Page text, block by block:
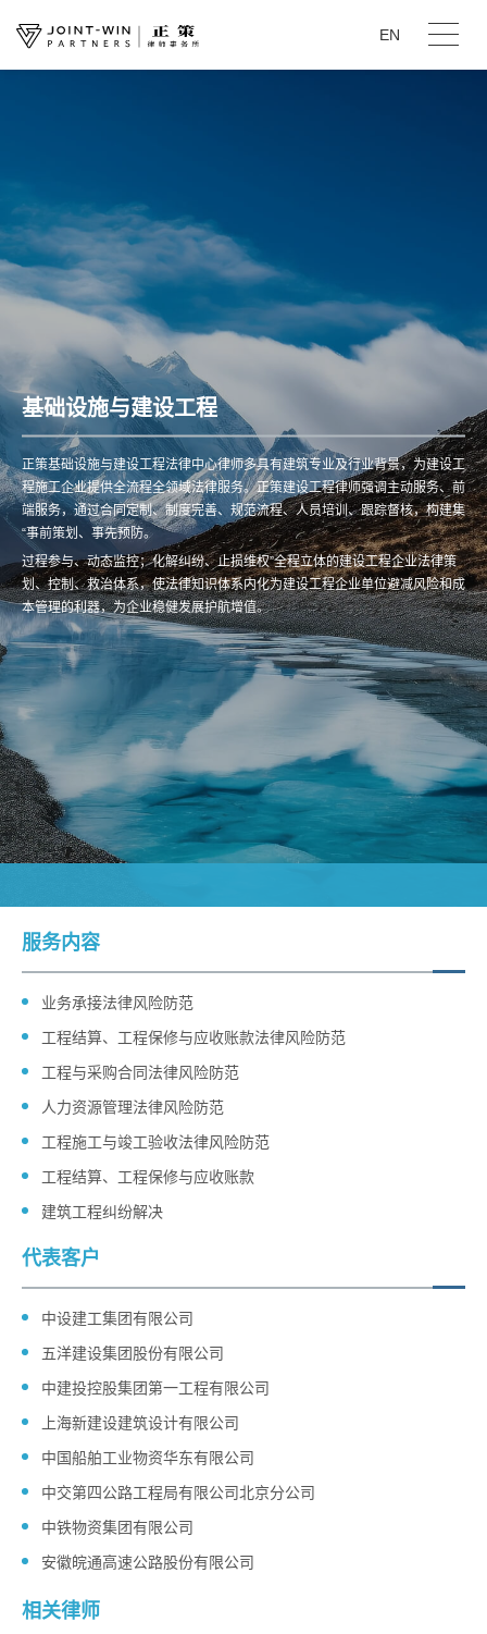
EN
基础设施与建设工程
正策基础设施与建设工程法律中心律师多具有建筑专业及行业背景，为建设工
程施工企业提供全流程全领域法律服务。正策建设工程律师强调主动服务、前
端服务，通过合同定制、制度完善、规范流程、人员培训、跟踪督核，构建集
“事前策划、事先预防。
过程参与、动态监控；化解纠纷、止损维权”全程立体的建设工程企业法律策
划、控制、救治体系，使法律知识体系内化为建设工程企业单位避减风险和成
本管理的利器，为企业稳健发展护航增值。
服务内容
业务承接法律风险防范
工程结算、工程保修与应收账款法律风险防范
工程与采购合同法律风险防范
人力资源管理法律风险防范
工程施工与竣工验收法律风险防范
工程结算、工程保修与应收账款
建筑工程纠纷解决
代表客户
中设建工集团有限公司
五洋建设集团股份有限公司
中建投控股集团第一工程有限公司
上海新建设建筑设计有限公司
中国船舶工业物资华东有限公司
中交第四公路工程局有限公司北京分公司
中铁物资集团有限公司
安徽皖通高速公路股份有限公司
相关律师